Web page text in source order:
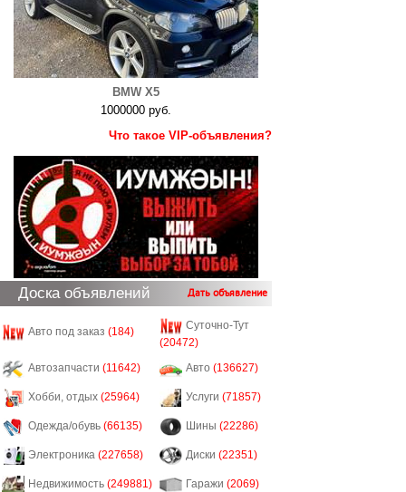
BMW X5
1000000 руб.
Что такое VIP-объявления?
Доска объявлений Дать объявление
Авто под заказ (184)
Суточно-Тут
(20472)
Автозапчасти (11642) Авто (136627)
Хобби, отдых (25964) Услуги (71857)
Одежда/обувь (66135) Шины (22286)
Электроника (227658) Диски (22351)
Недвижимость (249881) Гаражи (2069)